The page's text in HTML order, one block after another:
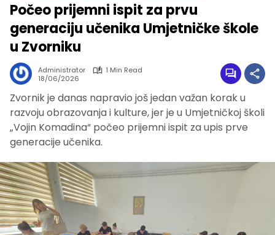
Počeo prijemni ispit za prvu
generaciju učenika Umjetničke škole
u Zvorniku
Administrator
1 Min Read
18/06/2026
Zvornik je danas napravio još jedan važan korak u
razvoju obrazovanja i kulture, jer je u Umjetničkoj školi
„Vojin Komadina“ počeo prijemni ispit za upis prve
generacije učenika.